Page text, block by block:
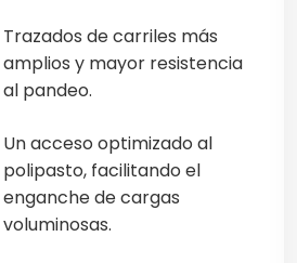
Trazados de carriles más
amplios y mayor resistencia
al pandeo.
Un acceso optimizado al
polipasto, facilitando el
enganche de cargas
voluminosas.